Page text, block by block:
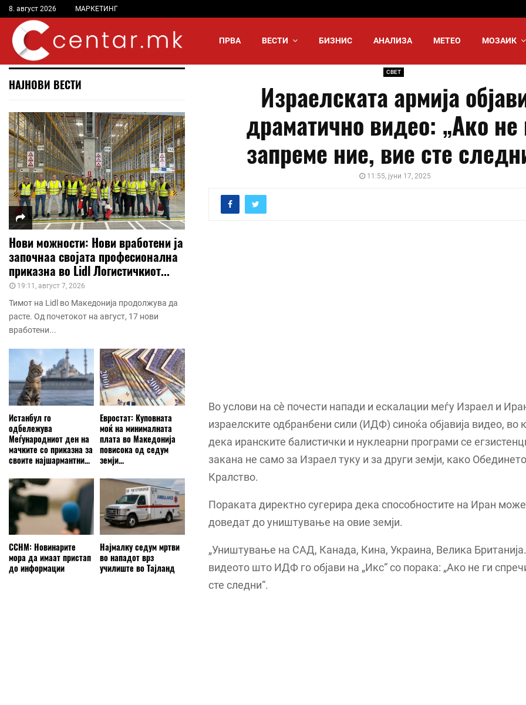
8. август 2026 МАРКЕТИНГ
ПРВА ВЕСТИ БИЗНИС АНАЛИЗА МЕТЕО МОЗАИК
СВЕТ
Израелската армија
драматично видео: „Ако не
запреме ние, вие сте
11:55, јуни 17, 2025
Во услови на сè почести напади и ескалации меѓу Израел и
израелските одбранбени сили (ИДФ) синоќа објавија видео, во
дека иранските балистички и нуклеарни програми се
закана не само за Израел туку и за други земји, како
Кралство.
Пораката директно сугерира дека способностите на Иран
доведат до уништување на овие земји.
„Уништување на САД, Канада, Кина, Украина, Велика
видеото што ИДФ го објави на „Икс“ со порака: „Ако не ги
сте следни“.
НАЈНОВИ ВЕСТИ
Нови можности: Нови вработени ја
започнаа својата професионална
приказна во Lidl Логистичкиот...
19:11, август 7, 2026
Тимот на Lidl во Македонија продолжува да
расте. Од почетокот на август, 17 нови
вработени...
Истанбул го
одбележува
Меѓународниот ден на
мачките со приказна за
своите најшармантни...
Евростат: Куповната
моќ на минималната
плата во Македонија
повисока од седум
земји...
ССНМ: Новинарите
мора да имаат пристап
до информации
Најмалку седум мртви
во нападот врз
училиште во Тајланд